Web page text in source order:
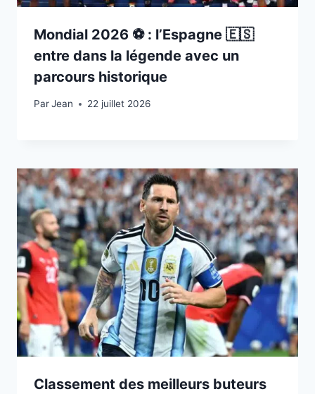
Mondial 2026 ⚽️ : l’Espagne 🇪🇸
entre dans la légende avec un
parcours historique
ParJean
22 juillet 202622 juillet 2026
Classement des meilleurs buteurs